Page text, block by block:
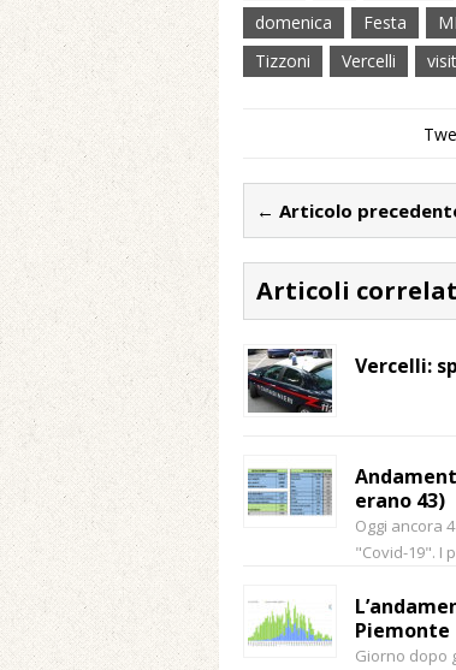
domenica
Festa
Tizzoni
Vercelli
← Articolo
Articoli
Vercelli:
erano 43)
Oggi ancora
"Covid-19". I
Piemonte
Giorno dopo